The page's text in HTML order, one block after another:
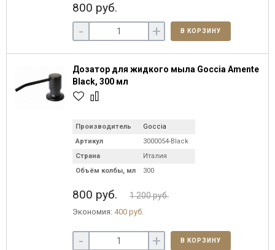
800 руб.
- + В КОРЗИНУ
Дозатор для жидкого мыла Goccia Amente
Black, 300 мл
Производитель
Goccia
Артикул
3000054-Black
Страна
Италия
Объём колбы, мл
300
800 руб. 1 200 руб.
Экономия: 400 руб.
- + В КОРЗИНУ